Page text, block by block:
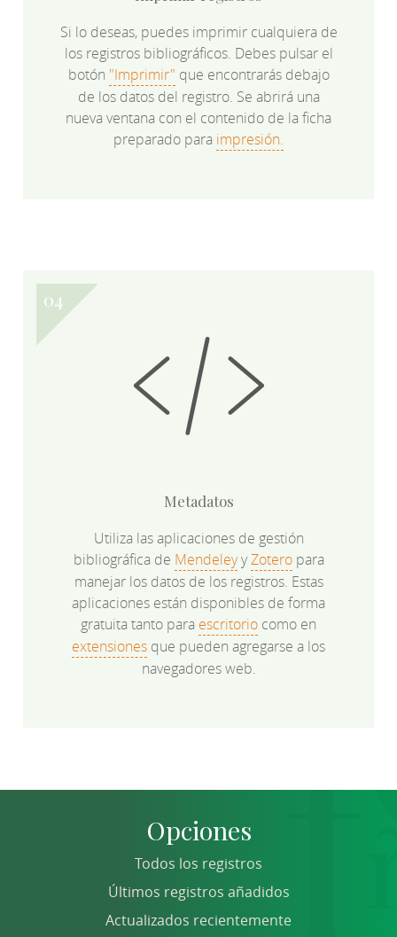
Si lo deseas, puedes imprimir cualquiera de
los registros bibliográficos. Debes pulsar el
botón "Imprimir" que encontrarás debajo
de los datos del registro. Se abrirá una
nueva ventana con el contenido de la ficha
preparado para impresión.
Metadatos
Utiliza las aplicaciones de gestión
bibliográfica de MendeleyyZoteropara
manejar los datos de los registros. Estas
aplicaciones están disponibles de forma
gratuita tanto para escritorio como en
extensiones que pueden agregarse a los
navegadores web.
Opciones
Todos los registros
Últimos registros añadidos
Actualizados recientemente